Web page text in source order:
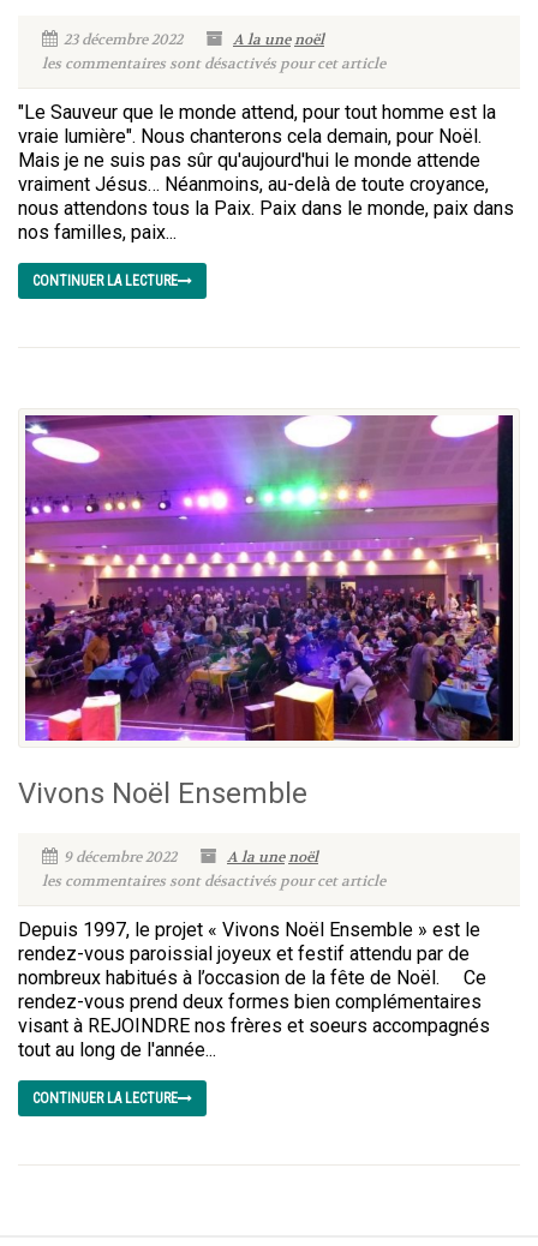
23 décembre 2022 A la unenoël
les commentaires sont désactivés pour cet article
"Le Sauveur que le monde attend, pour tout homme est la
vraie lumière". Nous chanterons cela demain, pour Noël.
Mais je ne suis pas sûr qu'aujourd'hui le monde attende
vraiment Jésus… Néanmoins, au-delà de toute croyance,
nous attendons tous la Paix. Paix dans le monde, paix dans
nos familles, paix...
CONTINUER LA LECTURE
Vivons Noël Ensemble
9 décembre 2022 A la unenoël
les commentaires sont désactivés pour cet article
Depuis 1997, le projet « Vivons Noël Ensemble » est le
rendez-vous paroissial joyeux et festif attendu par de
nombreux habitués à l’occasion de la fête de Noël. Ce
rendez-vous prend deux formes bien complémentaires
visant à REJOINDRE nos frères et soeurs accompagnés
tout au long de l'année...
CONTINUER LA LECTURE